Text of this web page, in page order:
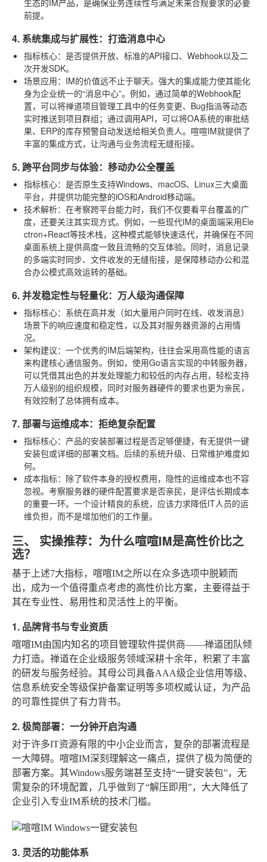
前提。
4. 系统集成与扩展性：打造消息中心
指标核心：是否提供开放、标准的API接口、Webhook以及二
次开发SDK。
场景应用：IM的价值远不止于聊天。强大的集成能力使其能化
身为企业统一的“消息中心”。例如，通过简单的Webhook配
置，可以将禅道项目管理工具中的任务变更、Bug指派等动态
实时推送到项目群组；通过调用API，可以将OA系统的审批结
果、ERP的库存预警自动发送给相关负责人。喧喧IM就提供了
丰富的集成方式，让沟通与业务流程无缝衔接。
5. 跨平台同步与体验：移动办公全覆盖
指标核心：是否原生支持Windows、macOS、Linux三大桌面
平台，并提供功能完整的iOS和Android移动端。
技术解析：在考察跨平台能力时，我们不仅要看平台覆盖的广
度，还要关注其实现方式。例如，一些现代IM的桌面端采用Ele
ctron+React等技术栈，这种模式能够快速迭代，并确保在不同
桌面系统上提供高度一致且流畅的交互体验。同时，消息记录
的多端实时同步、文件收发的无缝衔接，是保障移动办公和混
合办公模式高效运转的基础。
6. 并发稳定性与轻量化：万人级沟通保障
指标核心：系统在高并发（如大量用户同时在线、收发消息）
场景下的响应速度和稳定性，以及其对服务器资源的占用情
况。
架构建议：一个优秀的IM后端架构，往往会采用高性能的语言
来构建核心通信服务。例如，使用Go语言实现的中转服务器，
可以凭借其出色的并发处理能力和较低的内存占用，轻松支持
万人级别的组织规模，同时对服务器硬件的要求也更为亲民，
有效控制了总体拥有成本。
7. 部署与运维成本：拒绝复杂配置
指标核心：产品的安装部署过程是否足够便捷，有无提供一键
安装包或详细的部署文档。后续的系统升级、日常维护难度如
何。
成本指标：除了软件本身的授权费用，隐性的运维成本也不容
忽视。考察服务器的硬件配置要求是否亲民，是评估长期成本
的重要一环。一个设计精良的系统，应该力求降低IT人员的运
维负担，而不是增加他们的工作量。
三、 实操推荐：为什么喧喧IM是高性价比之
选？
基于上述7大指标，喧喧IM之所以在众多选项中脱颖而
出，成为一个值得重点考虑的高性价比方案，主要得益于
其在专业性、易用性和灵活性上的平衡。
1. 品牌背书与专业资质
喧喧IM由国内知名的项目管理软件提供商——禅道团队倾
力打造。禅道在企业级服务领域深耕十余年，积累了丰富
的研发与服务经验。其母公司具备AAA级企业信用等级、
信息系统安全等级保护备案证明等多项权威认证，为产品
的可靠性提供了有力背书。
2. 极简部署：一分钟开启沟通
对于许多IT资源有限的中小企业而言，复杂的部署流程是
一大障碍。喧喧IM深刻理解这一痛点，提供了极为简便的
部署方案。其Windows服务端甚至支持“一键安装包”，无
需复杂的环境配置，几乎做到了“解压即用”，大大降低了
企业引入专业IM系统的技术门槛。
3. 灵活的功能体系